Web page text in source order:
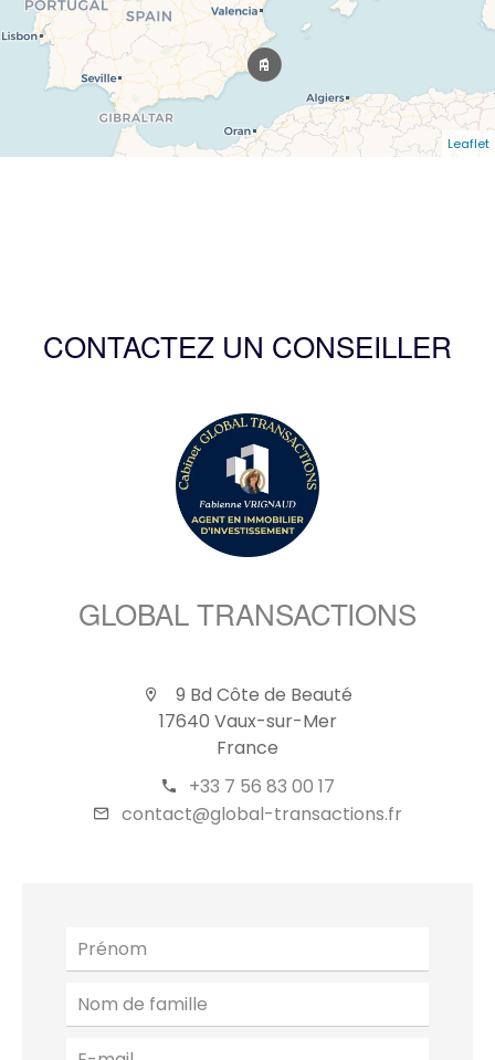
Leaflet
CONTACTEZ UN CONSEILLER
GLOBAL TRANSACTIONS
9 Bd Côte de Beauté
17640 Vaux-sur-Mer
France
+33 7 56 83 00 17
contact@global-transactions.fr